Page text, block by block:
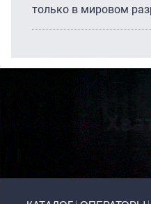
только в мировом